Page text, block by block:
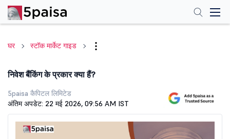
घर स्टॉक मार्केट गाइड
निवेश बैंकिंग के प्रकार क्या हैं?
5paisa कैपिटल लिमिटेड
अंतिम अपडेट: 22 मई 2026, 09:56 AM IST